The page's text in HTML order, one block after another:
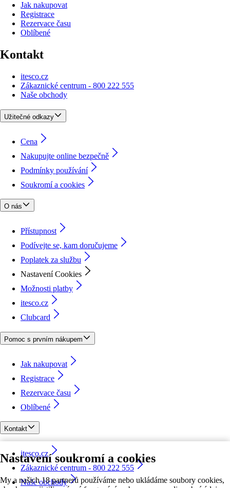
Nastavení soukromí a cookies
My a našich 18 partnerů používáme nebo ukládáme soubory cookies,
Jak nakupovat
Registrace
Rezervace času
Oblíbené
Kontakt
itesco.cz
Zákaznické centrum - 800 222 555
Naše obchody
Užitečné odkazy
Cena
Nakupujte online bezpečně
Podmínky používání
Soukromí a cookies
O nás
Přístupnost
Podívejte se, kam doručujeme
Poplatek za službu
Nastavení Cookies
Možnosti platby
itesco.cz
Clubcard
Pomoc s prvním nákupem
Jak nakupovat
Registrace
Rezervace času
Oblíbené
Kontakt
itesco.cz
Zákaznické centrum - 800 222 555
Naše obchody